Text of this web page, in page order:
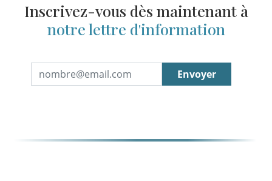
Inscrivez-vous dès maintenant à
notre lettre d'information
Envoyer